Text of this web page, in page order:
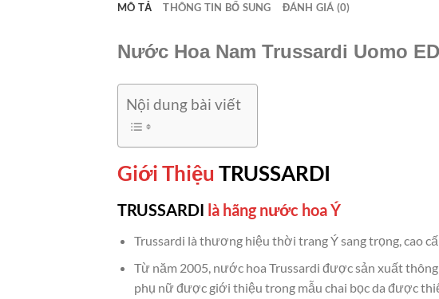
MÔ TẢ THÔNG TIN BỔ SUNG ĐÁNH GIÁ (0)
Nước Hoa Nam Trussardi Uomo
Nội dung bài viết
Giới Thiệu TRUSSARDI
TRUSSARDI là hãng nước hoa Ý
Trussardi là thương hiệu thời trang Ý sang trọng, cao
Từ năm 2005, nước hoa Trussardi được sản xuất
phụ nữ được giới thiệu trong mẫu chai bọc da được